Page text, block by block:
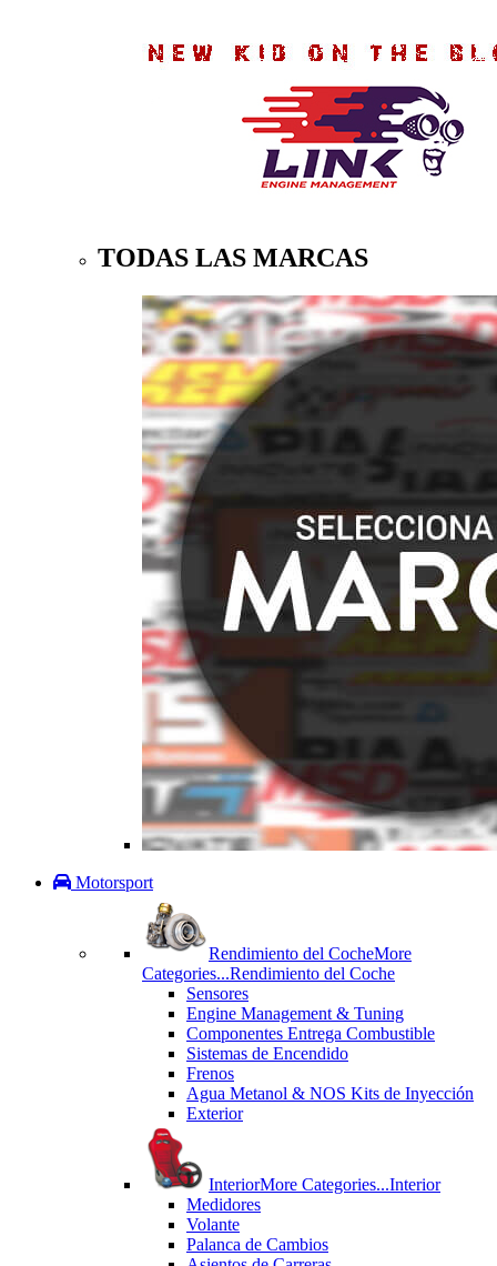
TODAS LAS MARCAS
Motorsport
Rendimiento del CocheMore
Categories...Rendimiento del Coche
Sensores
Engine Management & Tuning
Componentes Entrega Combustible
Sistemas de Encendido
Frenos
Agua Metanol & NOS Kits de Inyección
Exterior
InteriorMore Categories...Interior
Medidores
Volante
Palanca de Cambios